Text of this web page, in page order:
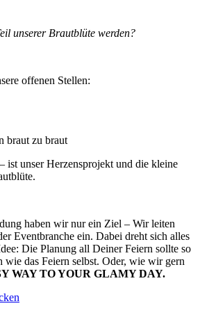
unsererBrautblüte werden?
offenen Stellen:
braut zu braut
unser Herzensprojekt und die kleine
haben wir nur ein Ziel – Wir leiten
Eventbranche ein. Dabei dreht sich alles
Die Planung all Deiner Feiern sollte so
wie das Feiern selbst. Oder, wie wir gern
WAY TO YOUR GLAMY DAY.